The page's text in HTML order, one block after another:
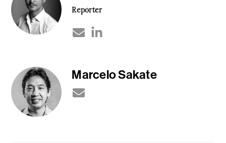
Repórter
Marcelo Sakate